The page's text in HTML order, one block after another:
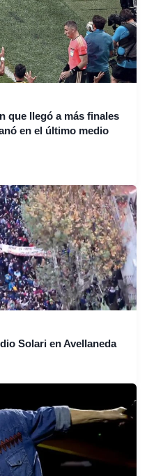
que llegó a más finales
en el último medio
Solari en Avellaneda